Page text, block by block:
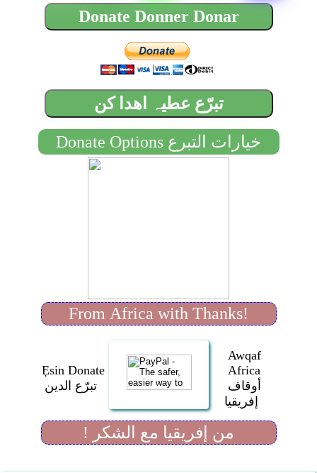
Donate Donner Donar
تبرّع عطیہ اهدا کن
Donate Options خيارات التبرع
From Africa with Thanks!
Ẹsin Donate
تبرّع الدين
Awqaf
Africa
أوقاف
! من إفريقيا مع الشكر